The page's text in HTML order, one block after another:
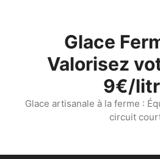
Glace
Valorisez
9€/
Glace artisanale à la ferme :
circuit